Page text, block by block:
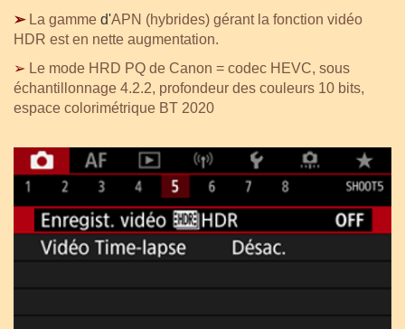
➢ La gamme d'APN (hybrides) gérant la fonction vidéo
HDR est en nette augmentation.
➢ Le mode HRD PQ de Canon = codec HEVC, sous
échantillonnage 4.2.2, profondeur des couleurs 10 bits,
espace colorimétrique BT 2020